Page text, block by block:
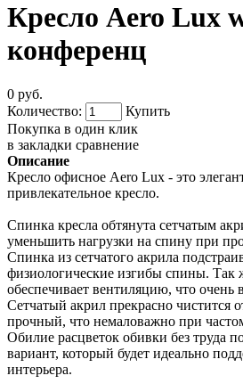
Кресло Aero Lux
конференц
0 руб.
Количество:
Купить
Покупка в один клик
в закладки сравнение
Описание
Кресло офисное Aero Lux - это
привлекательное кресло.
Спинка кресла обтянута сетчатым
уменьшить нагрузки на спину при
Спинка из сетчатого акрила
физиологические изгибы спины. Так
обеспечивает вентиляцию, что очень
Сетчатый акрил прекрасно чистится
прочный, что немаловажно при
Обилие расцветок обивки без труда
вариант, который будет идеально
интерьера.